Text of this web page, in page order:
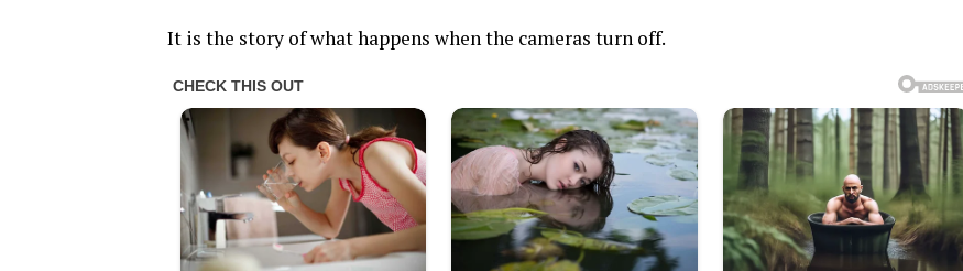
It is the story of what happens when the cameras turn off.